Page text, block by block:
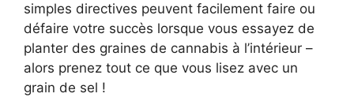
simples directives peuvent facilement faire ou
défaire votre succès lorsque vous essayez de
planter des graines de cannabis à l’intérieur –
alors prenez tout ce que vous lisez avec un
grain de sel !